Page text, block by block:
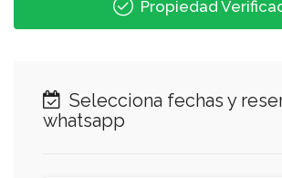
Propiedad
Selecciona fechas y
whatsapp